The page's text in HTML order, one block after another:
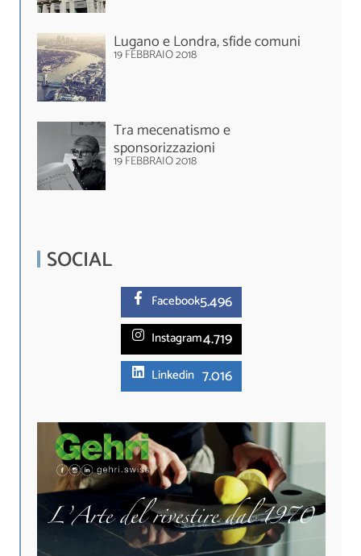
Lugano e Londra, sfide comuni
19 FEBBRAIO 2018
Tra mecenatismo e
sponsorizzazioni
19 FEBBRAIO 2018
SOCIAL
Facebook5.496
Instagram4.719
Linkedin 7.016